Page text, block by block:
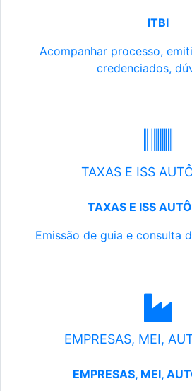
ITBI
Acompanhar processo,
credenciados,
TAXAS E ISS
TAXAS E ISS
Emissão de guia e consulta
EMPRESAS, MEI,
EMPRESAS, MEI,